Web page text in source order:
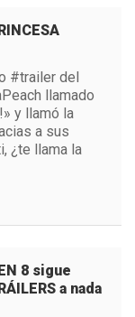
#trailer del
llamado
y llamó la
a sus
¿te llama la
8 sigue
a nada